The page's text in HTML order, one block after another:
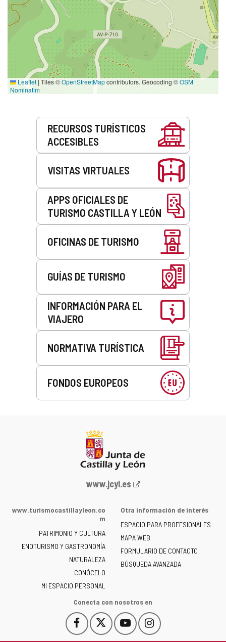
Leaflet | Tiles ©OpenStreetMapcontributors. Geocoding ©OSM
Nominatim
RECURSOS TURÍSTICOS
ACCESIBLES
VISITAS VIRTUALES
APPS OFICIALES DE
TURISMO CASTILLA Y LEÓN
OFICINAS DE TURISMO
GUÍAS DE TURISMO
INFORMACIÓN PARA EL
VIAJERO
NORMATIVA TURÍSTICA
FONDOS EUROPEOS
Portal
la
de
Castilla
y
León
-
www.jcyl.es
www.turismocastillayleon.co
m
PATRIMONIO Y CULTURA
ENOTURISMO Y GASTRONOMÍA
NATURALEZA
CONÓCELO
MI ESPACIO PERSONAL
Otra información de interés
ESPACIO PARA PROFESIONALES
MAPA WEB
FORMULARIO DE CONTACTO
BÚSQUEDA AVANZADA
Conecta con nosotros en
Facebook
Este
enlace
Este
enlace
YouTube
Este
enlace
Instagram
Este
enlace